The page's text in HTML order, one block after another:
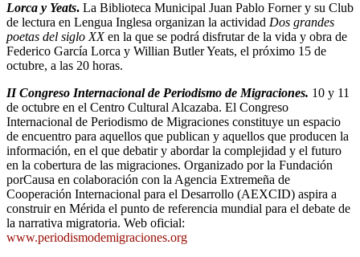
Lorca y Yeats. La Biblioteca Municipal Juan Pablo Forner y su Club
de lectura en Lengua Inglesa organizan la actividad Dos grandes
poetas del siglo XXen la que se podrá disfrutar de la vida y obra de
Federico García Lorca y Willian Butler Yeats, el próximo 15 de
octubre, a las 20 horas.
II Congreso Internacional de Periodismo de Migraciones. 10 y 11
de octubre en el Centro Cultural Alcazaba. El Congreso
Internacional de Periodismo de Migraciones constituye un espacio
de encuentro para aquellos que publican y aquellos que producen la
información, en el que debatir y abordar la complejidad y el futuro
en la cobertura de las migraciones. Organizado por la Fundación
porCausa en colaboración con la Agencia Extremeña de
Cooperación Internacional para el Desarrollo (AEXCID) aspira a
construir en Mérida el punto de referencia mundial para el debate de
la narrativa migratoria. Web oficial:
www.periodismodemigraciones.org